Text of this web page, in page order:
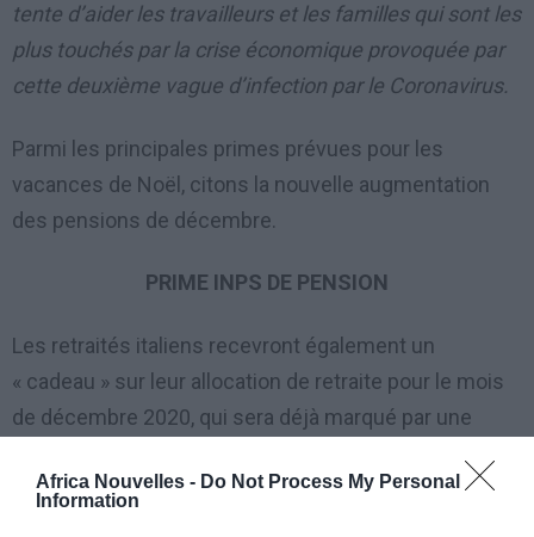
Africa Nouvelles - Do Not Process My Personal
Information
tente d’aider les travailleurs et les familles qui sont les
plus touchés par la crise économique provoquée par
cette deuxième vague d’infection par le Coronavirus.
Parmi les principales primes prévues pour les
vacances de Noël, citons la nouvelle augmentation
des pensions de décembre.
PRIME INPS DE PENSION
Les retraités italiens recevront également un
« cadeau » sur leur allocation de retraite pour le mois
de décembre 2020, qui sera déjà marqué par une
Cette prime INPS sur les pensions aura une valeur de